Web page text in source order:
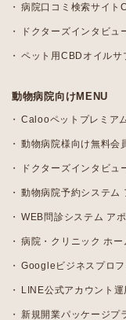
病院口コミ検索サイト
ドクターズインタビュ
ペット用CBDオイルサ
動物病院向けMENU
Calooペットプレミア
動物病院様向け無料会
ドクターズインタビュ
動物病院予約システム
WEB問診システム ア
病院・クリニック ホー
Googleビジネスプロフ
LINE公式アカウント運
新規開業パッケージプ